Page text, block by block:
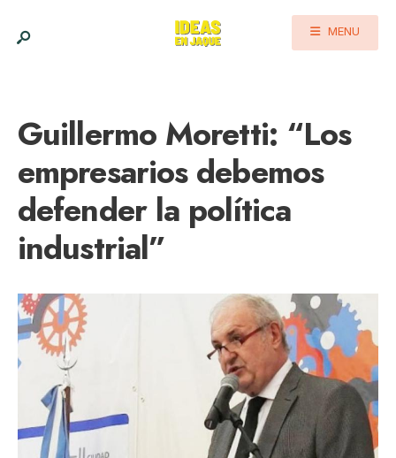
MENU
Guillermo Moretti: “Los
empresarios debemos
defender la política
industrial”